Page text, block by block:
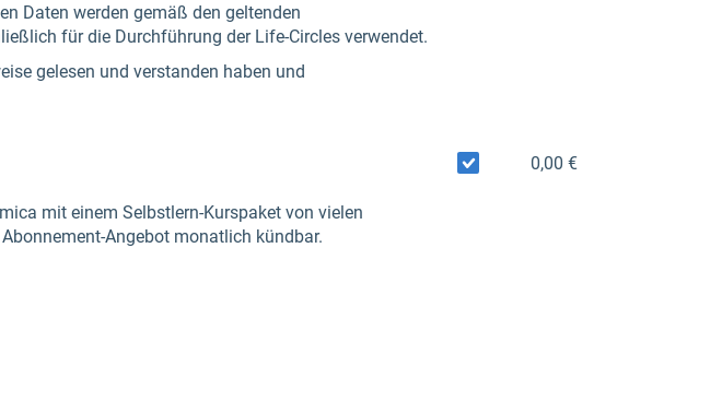
Daten werden gemäß den geltenden
für die Durchführung der Life-Circles verwendet.
gelesen und verstanden haben und
mit einem Selbstlern-Kurspaket von vielen
Angebot monatlich kündbar.
0,00 €